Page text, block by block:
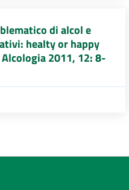
di alcol e
healty or happy
2011, 12: 8-